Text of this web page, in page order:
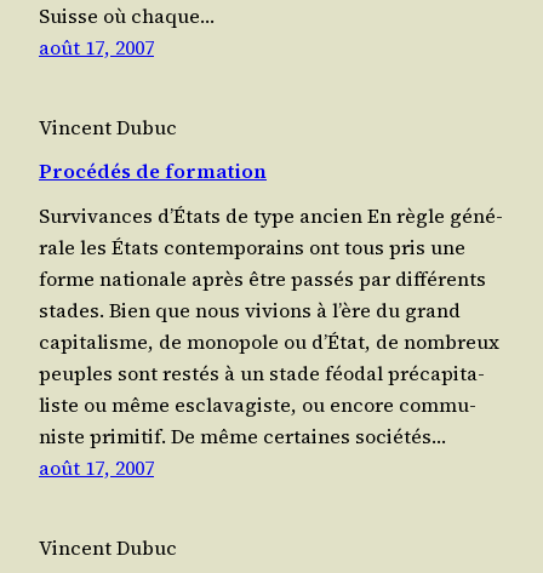
Suisse où chaque…
août 17, 2007
Vincent Dubuc
Procédés de formation
Survivances d’États de type ancien En règle géné­
rale les États contemporains ont tous pris une
forme natio­nale après être passés par dif­fé­rents
stades. Bien que nous vivions à l’ère du grand
capi­ta­lisme, de mono­pole ou d’É­tat, de nom­breux
peuples sont res­tés à un stade féo­dal pré­ca­pi­ta­
liste ou même escla­va­giste, ou encore com­mu­
niste pri­mi­tif. De même certaines socié­tés…
août 17, 2007
Vincent Dubuc